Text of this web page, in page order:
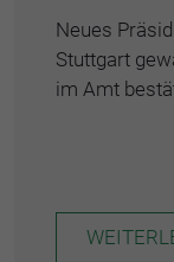
Neues
Stuttgart
im Amt